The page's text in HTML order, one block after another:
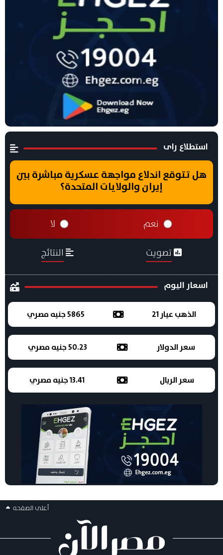
استطلاع راى
هل تتوقع اندلاع مواجهة عسكرية مباشرة بين
إيران والولايات المتحدة؟
نعم لا
تصويت النتائج
اسعار اليوم
الذهب عيار 21 5865 جنيه مصري
سعر الدولار 50.23 جنيه مصري
سعر الريال 13.41 جنيه مصري
أعلى الصفحه